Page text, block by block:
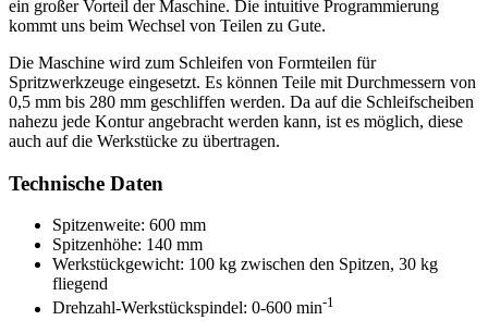
ein großer Vorteil der Maschine. Die intuitive Programmierung
kommt uns beim Wechsel von Teilen zu Gute.
Die Maschine wird zum Schleifen von Formteilen für
Spritzwerkzeuge eingesetzt. Es können Teile mit Durchmessern von
0,5 mm bis 280 mm geschliffen werden. Da auf die Schleifscheiben
nahezu jede Kontur angebracht werden kann, ist es möglich, diese
auch auf die Werkstücke zu übertragen.
Technische Daten
Spitzenweite: 600 mm
Spitzenhöhe: 140 mm
Werkstückgewicht: 100 kg zwischen den Spitzen, 30 kg
fliegend
Drehzahl-Werkstückspindel: 0-600 min-1